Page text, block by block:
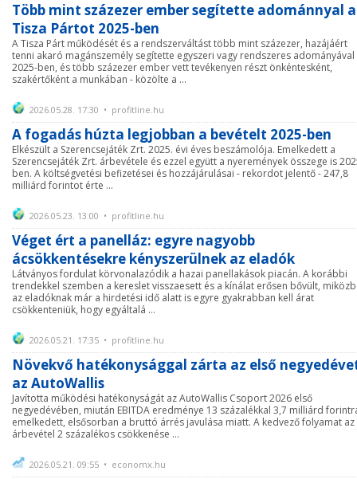
Több mint százezer ember segítette adománnyal a
Tisza Pártot 2025-ben
A Tisza Párt működését és a rendszerváltást több mint százezer, hazájáért
tenni akaró magánszemély segítette egyszeri vagy rendszeres adományával
2025-ben, és több százezer ember vett tevékenyen részt önkéntesként,
szakértőként a munkában - közölte a ...
2026.05.28. 17:30 • profitline.hu
A fogadás húzta legjobban a bevételt 2025-ben
Elkészült a Szerencsejáték Zrt. 2025. évi éves beszámolója. Emelkedett a
Szerencsejáték Zrt. árbevétele és ezzel együtt a nyeremények összege is
ben. A költségvetési befizetései és hozzájárulásai - rekordot jelentő - 247,8
milliárd forintot érte ...
2026.05.23. 13:00 • profitline.hu
Véget ért a panelláz: egyre nagyobb
ácsökkentésekre kényszerülnek az eladók
Látványos fordulat körvonalazódik a hazai panellakások piacán. A korábbi
trendekkel szemben a kereslet visszaesett és a kínálat erősen bővült,
az eladóknak már a hirdetési idő alatt is egyre gyakrabban kell árat
csökkenteniük, hogy egyáltalá ...
2026.05.21. 17:35 • profitline.hu
Növekvő hatékonysággal zárta az első
az AutoWallis
Javította működési hatékonyságát az AutoWallis Csoport 2026 első
negyedévében, miután EBITDA eredménye 13 százalékkal 3,7 milliárd
emelkedett, elsősorban a bruttó árrés javulása miatt. A kedvező folyamat az
árbevétel 2 százalékos csökkenése ...
2026.05.21. 09:55 • economx.hu